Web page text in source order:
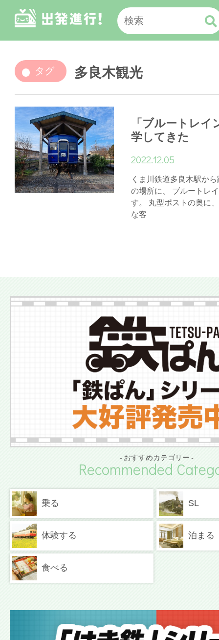
タグ 多良木観光
「ブルートレ
学してきた
2022.12.05
くま川鉄道多良木駅か
の場所に、 ブルートレ
す。 丸型ポストの奥に
な客
- おすすめカテゴリー -
Recommended
乗る SL
体験する 泊まる
食べる